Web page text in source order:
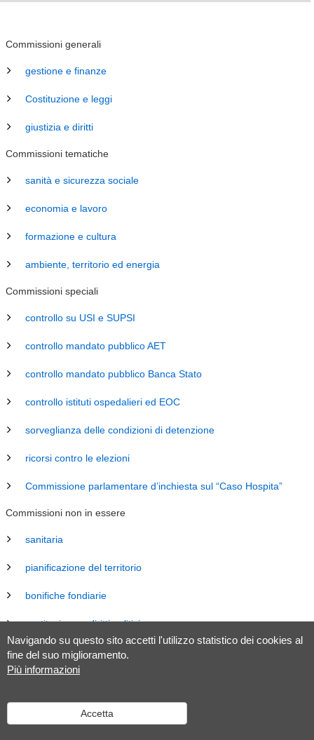
Navigando su questo sito accetti l'utilizzo statistico dei cookies al
fine del suo miglioramento.
Più informazioni
Accetta
Commissioni generali
gestione e finanze
Costituzione e leggi
giustizia e diritti
Commissioni tematiche
sanità e sicurezza sociale
economia e lavoro
formazione e cultura
ambiente, territorio ed energia
Commissioni speciali
controllo su USI e SUPSI
controllo mandato pubblico AET
controllo mandato pubblico Banca Stato
controllo istituti ospedalieri ed EOC
sorveglianza delle condizioni di detenzione
ricorsi contro le elezioni
Commissione parlamentare d’inchiesta sul “Caso Hospita”
Commissioni non in essere
sanitaria
pianificazione del territorio
bonifiche fondiarie
costituzione e diritti politici
energia